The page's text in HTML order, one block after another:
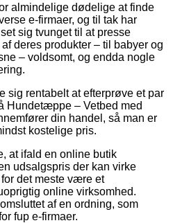
almindelige dødelige at finde
e-firmaer, og til tak har
sig tvunget til at presse
deres produkter – til babyer og
– voldsomt, og endda nogle
sig rentabelt at efterprøve et par
Hundetæppe – Vetbed med
din handel, så man er
kostelige pris.
at ifald en online butik
udsalgspris der kan virke
det meste være et
online virksomhed.
af en ordning, som
fup e-firmaer.